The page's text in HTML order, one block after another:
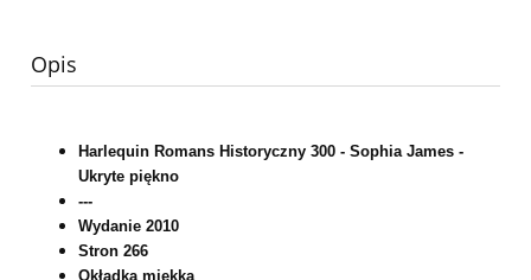
Opis
Harlequin Romans Historyczny 300 - Sophia James -
Ukryte piękno
---
Wydanie 2010
Stron 266
Okładka miękka